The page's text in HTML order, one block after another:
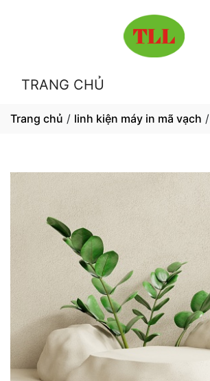
TRANG CHỦ
Trang chủ / linh kiện máy in mã vạch /